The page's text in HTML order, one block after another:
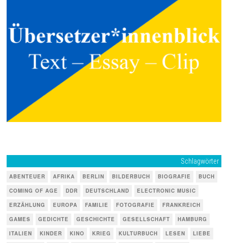
Schlagwörter
ABENTEUER AFRIKA BERLIN BILDERBUCH BIOGRAFIE
BUCH
COMING OF AGE
DDR DEUTSCHLAND
ELECTRONIC MUSIC
ERZÄHLUNG
EUROPA FAMILIE FOTOGRAFIE
FRANKREICH
GAMES
GEDICHTE GESCHICHTE GESELLSCHAFT
HAMBURG
ITALIEN
KINDER KINO KRIEG KULTURBUCH LESEN
LIEBE